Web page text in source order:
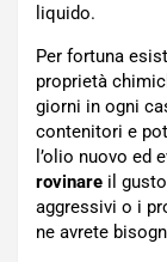
liquido.
Per fortuna
proprietà
giorni in ogni
contenitori e
l’olio nuovo ed
rovinare il
aggressivi o i
ne avrete